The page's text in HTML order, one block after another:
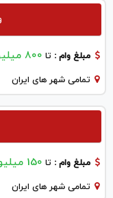
مبلغ وام : تا 800 میلیون
تمامی شهر های ایران
مبلغ وام : تا 150 میلیون
تمامی شهر های ایران